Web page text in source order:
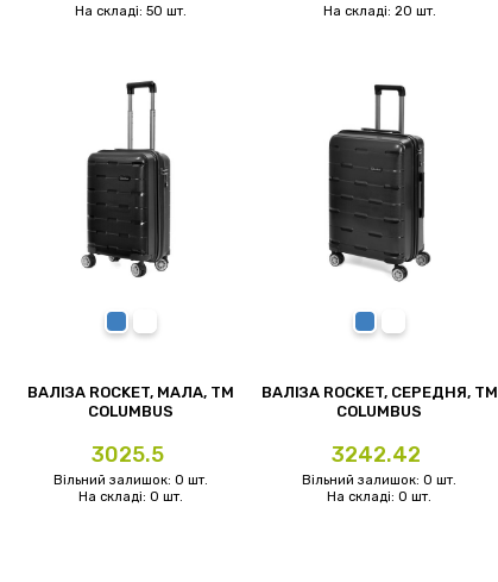
На складі: 50 шт.
На складі: 20 шт.
ВАЛІЗА ROCKET, МАЛА, TM
COLUMBUS
Ціна
3025.5
Вільний залишок: 0 шт.
На складі: 0 шт.
ВАЛІЗА ROCKET, СЕРЕДНЯ, TM
COLUMBUS
Ціна
3242.42
Вільний залишок: 0 шт.
На складі: 0 шт.